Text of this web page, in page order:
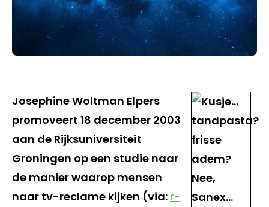
Josephine Woltman Elpers
promoveert 18 december 2003
aan de Rijksuniversiteit
Groningen op een studie naar
de manier waarop mensen
naar tv-reclame kijken (via: r-